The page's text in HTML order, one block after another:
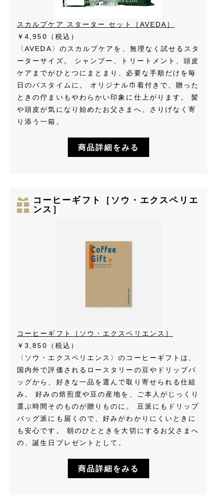
スカルプケア スターター セット［AVEDA］
￥4,950（税込）
〈AVEDA〉のスカルプケアを、無理なく試せるスタ
ーターサイズ。 シャンプー、トリートメント、頭皮
ケアまでがひとつにまとまり、必要な手順だけを毎
日のバスタイムに。 オリジナル巾着付きで、贈った
ときの佇まいもやわらかい印象に仕上がります。 髪
や頭皮が気になり始めたお父さまへ、さりげなく寄
り添う一箱。
商品詳細をみる
コーヒーギフト［ソウ・エクスペリエ
ンス］
コーヒーギフト［ソウ・エクスペリエンス］
￥3,850（税込）
〈ソウ・エクスペリエンス〉のコーヒーギフトは、
国内外で評価されるロースタリーの豆やドリップバ
ッグから、好きな一品を選んで取り寄せられる仕組
み。 好みの焙煎度や豆の産地を、ご本人がじっくり
選ぶ時間そのものが贈りものに。 豆派にもドリップ
バッグ派にも届くので、好みがわかりにくいときに
も安心です。 朝のひとときを大切にするお父さまへ
の、誕生日プレゼントとして。
商品詳細をみる